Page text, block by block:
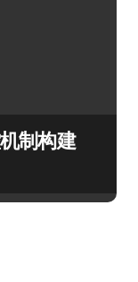
制构建